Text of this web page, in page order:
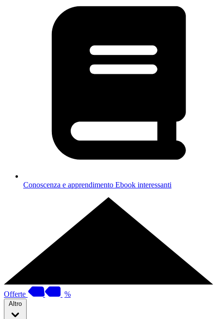
Conoscenza e apprendimento Ebook interessanti
Offerte %
Altro